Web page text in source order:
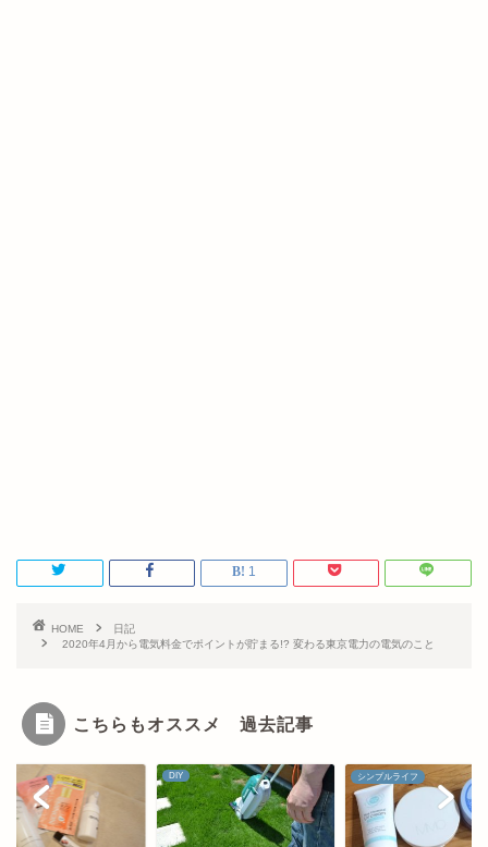
1
HOME
日記
2020年4月から電気料金でポイントが貯まる!? 変わる東京電力の電気のこと
こちらもオススメ 過去記事
DIY シンプルライフ